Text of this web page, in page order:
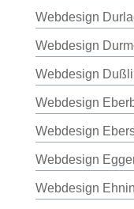
Webdesign
Webdesign
Webdesign
Webdesign
Webdesign
Webdesign
Webdesign